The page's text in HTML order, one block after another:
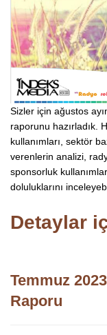
Sizler için ağustos
raporunu hazırladık.
kullanımları, sektör
verenlerin analizi,
sponsorluk
doluluklarını
Detaylar
Temmuz
Raporu